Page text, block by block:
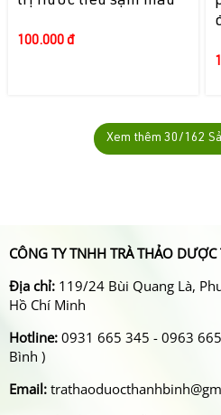
100.000 đ
Xem thêm 30/162
CÔNG TY TNHH TRÀ THẢO
Địa chỉ: 119/24 Bùi Quang Là,
Hồ Chí Minh
Hotline: 0931 665 345 - 0963
Bình )
Email: